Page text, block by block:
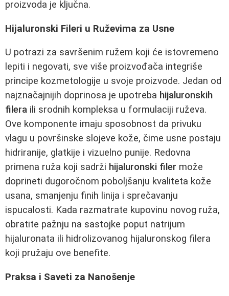
proizvoda je ključna.
Hijaluronski Fileri u Ruževima za Usne
U potrazi za savršenim ružem koji će istovremeno
lepiti i negovati, sve više proizvođača integriše
principe kozmetologije u svoje proizvode. Jedan od
najznačajnijih doprinosa je upotreba hijaluronskih
filera ili srodnih kompleksa u formulaciji ruževa.
Ove komponente imaju sposobnost da privuku
vlagu u površinske slojeve kože, čime usne postaju
hidriranije, glatkije i vizuelno punije. Redovna
primena ruža koji sadrži hijaluronski filer može
doprineti dugoročnom poboljšanju kvaliteta kože
usana, smanjenju finih linija i sprečavanju
ispucalosti. Kada razmatrate kupovinu novog ruža,
obratite pažnju na sastojke poput natrijum
hijaluronata ili hidrolizovanog hijaluronskog filera
koji pružaju ove benefite.
Praksa i Saveti za Nanošenje